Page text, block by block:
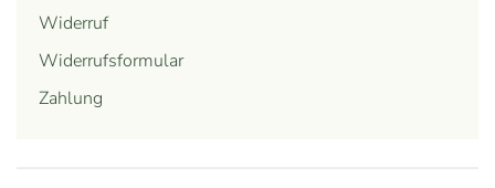
Widerruf
Widerrufsformular
Zahlung